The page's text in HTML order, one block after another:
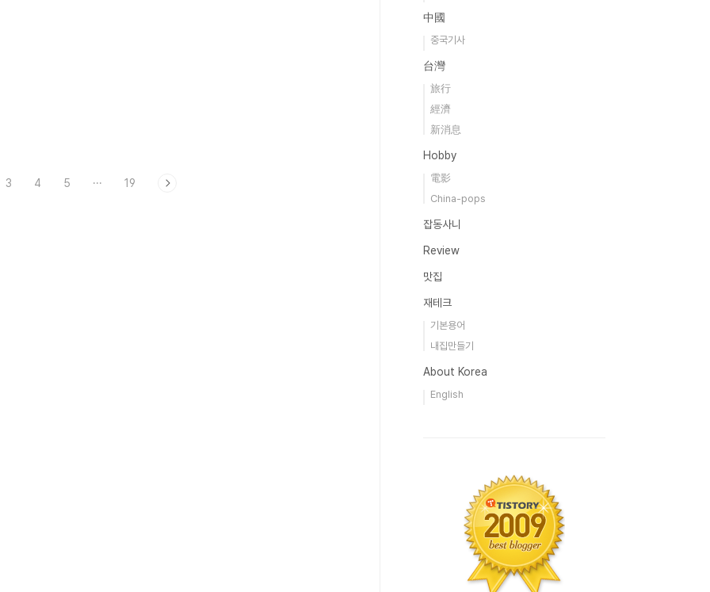
3 4 5 ··· 19
中國
중국기사
台灣
旅行
經濟
新消息
Hobby
電影
China-pops
잡동사니
Review
맛집
재테크
기본용어
내집만들기
About Korea
English